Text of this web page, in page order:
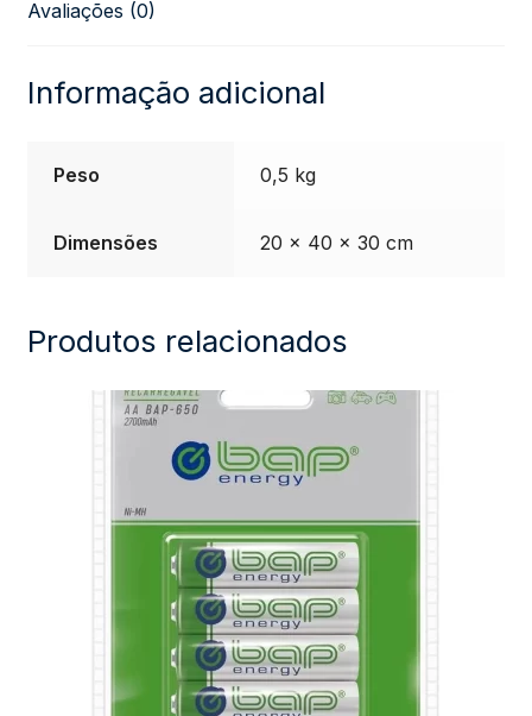
Baterias
quantidade
Avaliações (0)
Informação adicional
Peso 0,5 kg
Dimensões 20 × 40 × 30 cm
Produtos relacionados